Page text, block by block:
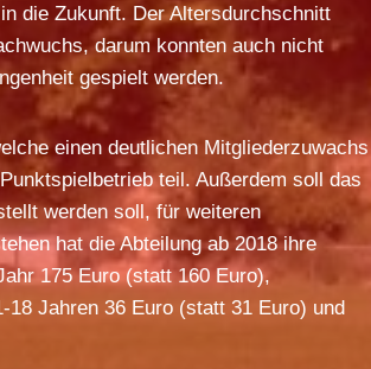
die Zukunft. Der Altersdurchschnitt
darum konnten auch nicht
gespielt werden.
einen deutlichen Mitgliederzuwachs
teil. Außerdem soll das
werden soll, für weiteren
hat die Abteilung ab 2018 ihre
175 Euro (statt 160 Euro),
Jahren 36 Euro (statt 31 Euro) und